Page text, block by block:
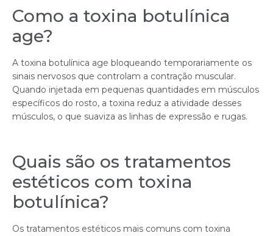
Como a toxina botulínica
age?
A toxina botulínica age bloqueando temporariamente os
sinais nervosos que controlam a contração muscular.
Quando injetada em pequenas quantidades em músculos
específicos do rosto, a toxina reduz a atividade desses
músculos, o que suaviza as linhas de expressão e rugas.
Quais são os tratamentos
estéticos com toxina
botulínica?
Os tratamentos estéticos mais comuns com toxina